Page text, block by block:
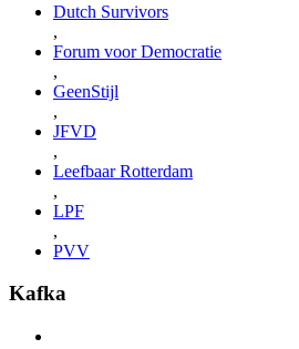
Dutch Survivors
,
Forum voor Democratie
,
GeenStijl
,
JFVD
,
Leefbaar Rotterdam
,
LPF
,
PVV
Kafka